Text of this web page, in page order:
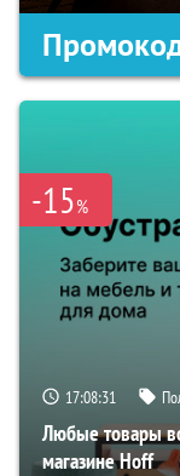
-15%
17:08:30
Любые товары
магазине Hoff